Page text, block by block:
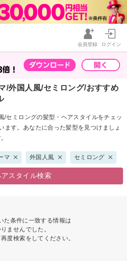
会員登録 ログイン
/外国人風/セミロング/おすすめ
/セミロングの髪型・ヘアスタイルをチェッ
ます。あなたに合った髪型を見つけましょ
マ 外国人風 セミロング
アスタイル検索
た条件に一致する情報は
ませんでした。
度検索をしてください。